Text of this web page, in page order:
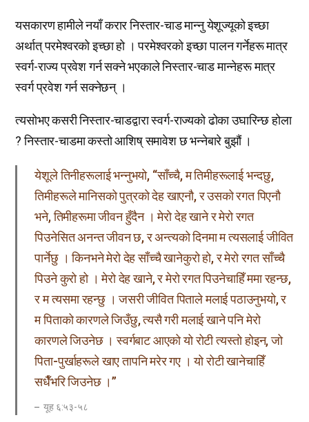
यसकारण हामीले नयाँ करार निस्तार-चाड मान्नु येशूज्यूको इच्छा
अर्थात् परमेश्वरको इच्छा हो । परमेश्वरको इच्छा पालन गर्नेहरू मात्र
स्वर्ग-राज्य प्रवेश गर्न सक्ने भएकाले निस्तार-चाड मान्नेहरू मात्र
स्वर्ग प्रवेश गर्न सक्नेछन् ।
त्यसोभए कसरी निस्तार-चाडद्वारा स्वर्ग-राज्यको ढोका उघारिन्छ होला
? निस्तार-चाडमा कस्तो आशिष् समावेश छ भन्नेबारे बुझौं ।
येशूले तिनीहरूलाई भन्नुभयो, “साँच्चै, म तिमीहरूलाई भन्दछु,
तिमीहरूले मानिसको पुत्रको देह खाएनौ, र उसको रगत पिएनौ
भने, तिमीहरूमा जीवन हुँदैन । मेरो देह खाने र मेरो रगत
पिउनेसित अनन्त जीवन छ, र अन्त्यको दिनमा म त्यसलाई जीवित
पार्नेछु । किनभने मेरो देह साँच्चै खानेकुरो हो, र मेरो रगत साँच्चै
पिउने कुरो हो । मेरो देह खाने, र मेरो रगत पिउनेचाहिँ ममा रहन्छ,
र म त्यसमा रहन्छु । जसरी जीवित पिताले मलाई पठाउनुभयो, र
म पिताको कारणले जिउँछु, त्यसै गरी मलाई खाने पनि मेरो
कारणले जिउनेछ । स्वर्गबाट आएको यो रोटी त्यस्तो होइन, जो
पिता-पुर्खाहरूले खाए तापनि मरेर गए । यो रोटी खानेचाहिँ
सधैँभरि जिउनेछ ।”
यूह ६:५३-५८